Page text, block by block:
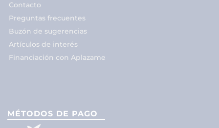
Contacto
Preguntas frecuentes
Buzón de sugerencias
Artículos de interés
Financiación con Aplazame
MÉTODOS DE PAGO